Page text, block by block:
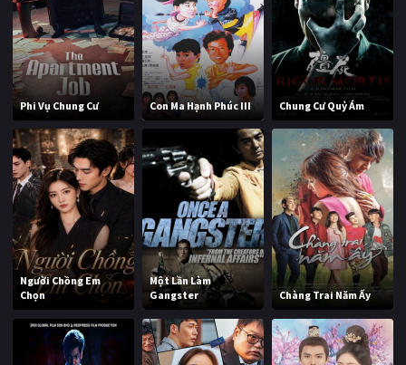
Phi Vụ Chung Cư Con Ma Hạnh Phúc III Chung Cư Quỷ Ám
Người Chồng Em
Chọn
Một Lần Làm
Gangster
Chàng Trai Năm Ấy